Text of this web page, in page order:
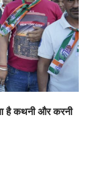
है कथनी और करनी